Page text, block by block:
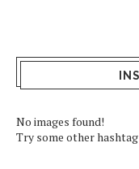
No images found!
Try some other